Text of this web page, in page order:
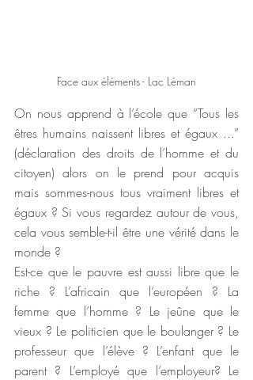
Face aux éléments - Lac Léman
On nous apprend à l’école que “Tous les
êtres humains naissent libres et égaux ...”
(déclaration des droits de l’homme et du
citoyen) alors on le prend pour acquis
mais sommes-nous tous vraiment libres et
égaux ? Si vous regardez autour de vous,
cela vous semble-t-il être une vérité dans le
monde ?
Est-ce que le pauvre est aussi libre que le
riche ? L’africain que l’européen ? La
femme que l’homme ? Le jeûne que le
vieux ? Le politicien que le boulanger ? Le
professeur que l’élève ? L’enfant que le
parent ? L’employé que l’employeur? Le